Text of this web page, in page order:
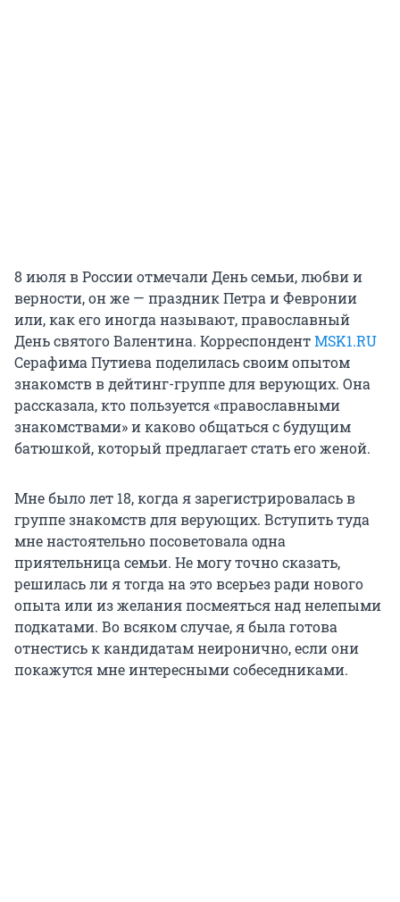
8 июля в России отмечали День семьи, любви и
верности, он же — праздник Петра и Февронии
или, как его иногда называют, православный
День святого Валентина. КорреспондентMSK1.RU
Серафима Путиева поделилась своим опытом
знакомств в дейтинг-группе для верующих. Она
рассказала, кто пользуется «православными
знакомствами» и каково общаться с будущим
батюшкой, который предлагает стать его женой.
Мне было лет 18, когда я зарегистрировалась в
группе знакомств для верующих. Вступить туда
мне настоятельно посоветовала одна
приятельница семьи. Не могу точно сказать,
решилась ли я тогда на это всерьез ради нового
опыта или из желания посмеяться над нелепыми
подкатами. Во всяком случае, я была готова
отнестись к кандидатам неиронично, если они
покажутся мне интересными собеседниками.